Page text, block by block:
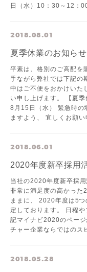
日（水）10：30～12：
2018.08.01
夏季休業のお知らせ
平素は、格別のご高配を
手ながら弊社では下記の
中はご不便をおかけいた
い申し上げます。 【夏
8月15日（水） 緊急時の
ますよう、 宜しくお願
2018.06.01
2020年度新卒採用
当社の2020年度新卒採
非常に満足度の高かった
ままに、 2020年度は5
定しております。 日程
記マイナビ2020のペー
チャー企業ならではのス
2018.05.28